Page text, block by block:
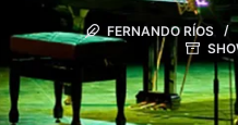
FERNANDO RÍOS